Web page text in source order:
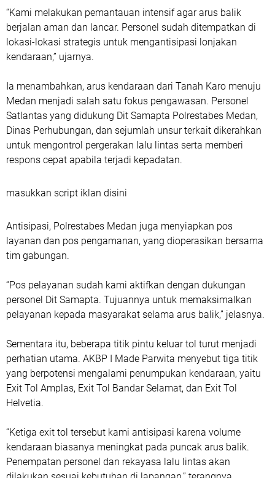
“Kami melakukan pemantauan intensif agar arus balik
berjalan aman dan lancar. Personel sudah ditempatkan di
lokasi-lokasi strategis untuk mengantisipasi lonjakan
kendaraan,” ujarnya.
Ia menambahkan, arus kendaraan dari Tanah Karo menuju
Medan menjadi salah satu fokus pengawasan. Personel
Satlantas yang didukung Dit Samapta Polrestabes Medan,
Dinas Perhubungan, dan sejumlah unsur terkait dikerahkan
untuk mengontrol pergerakan lalu lintas serta memberi
respons cepat apabila terjadi kepadatan.
masukkan script iklan disini
Antisipasi, Polrestabes Medan juga menyiapkan pos
layanan dan pos pengamanan, yang dioperasikan bersama
tim gabungan.
“Pos pelayanan sudah kami aktifkan dengan dukungan
personel Dit Samapta. Tujuannya untuk memaksimalkan
pelayanan kepada masyarakat selama arus balik,” jelasnya.
Sementara itu, beberapa titik pintu keluar tol turut menjadi
perhatian utama. AKBP I Made Parwita menyebut tiga titik
yang berpotensi mengalami penumpukan kendaraan, yaitu
Exit Tol Amplas, Exit Tol Bandar Selamat, dan Exit Tol
Helvetia.
“Ketiga exit tol tersebut kami antisipasi karena volume
kendaraan biasanya meningkat pada puncak arus balik.
Penempatan personel dan rekayasa lalu lintas akan